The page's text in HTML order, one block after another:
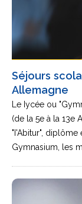
Séjours
Allemagne
Le Iycée ou
(de la 5e à la 13e
"I'Abitur", diplôme
Gymnasium, les